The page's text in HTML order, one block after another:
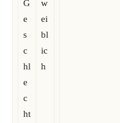
G
e
s
c
hl
e
c
ht
w
ei
bl
ic
h